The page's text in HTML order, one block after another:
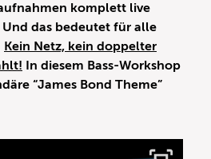
komplett live
das bedeutet für alle
Kein Netz, kein doppelter
In diesem Bass-Workshop
“James Bond Theme”